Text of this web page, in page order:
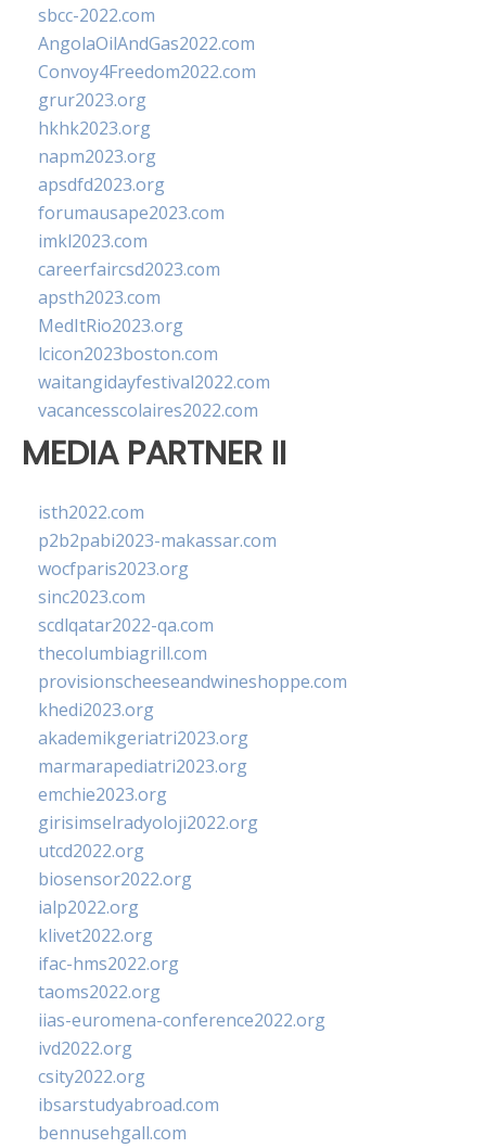
sbcc-2022.com
AngolaOilAndGas2022.com
Convoy4Freedom2022.com
grur2023.org
hkhk2023.org
napm2023.org
apsdfd2023.org
forumausape2023.com
imkl2023.com
careerfaircsd2023.com
apsth2023.com
MedItRio2023.org
lcicon2023boston.com
waitangidayfestival2022.com
vacancesscolaires2022.com
MEDIA PARTNER II
isth2022.com
p2b2pabi2023-makassar.com
wocfparis2023.org
sinc2023.com
scdlqatar2022-qa.com
thecolumbiagrill.com
provisionscheeseandwineshoppe.com
khedi2023.org
akademikgeriatri2023.org
marmarapediatri2023.org
emchie2023.org
girisimselradyoloji2022.org
utcd2022.org
biosensor2022.org
ialp2022.org
klivet2022.org
ifac-hms2022.org
taoms2022.org
iias-euromena-conference2022.org
ivd2022.org
csity2022.org
ibsarstudyabroad.com
bennusehgall.com